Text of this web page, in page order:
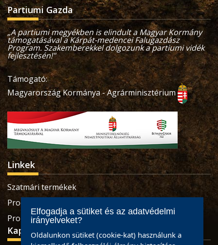
Partiumi Gazda
„A partiumi megyékben is elindult a Magyar Kormány
támogatásával a Kárpát-medencei Falugazdász
Program. Szakemberekkel dolgozunk a partiumi vidék
fejlesztésén!"
Támogató:
Magyarország Kormánya - Agrárminisztérium
Linkek
Szatmári termékek
Produse sătmărene
Pro Economica Alapítvány
Kapcsolat
Elfogadja a sütiket és az adatvédelmi
irányelveket?
Oldalunkon sütiket (cookie-kat) használunk a